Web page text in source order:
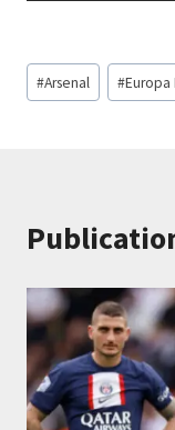
Étiquettes
de
#Arsenal #Europa